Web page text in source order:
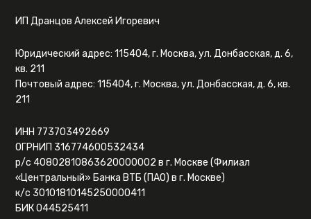
ИП Дранцов Алексей Игоревич
Юридический адрес: 115404, г. Москва, ул. Донбасская, д. 6,
кв. 211
Почтовый адрес: 115404, г. Москва, ул. Донбасская, д. 6, кв.
211
ИНН 773703492669
ОГРНИП 316774600532434
р/с 40802810863620000002 в г. Москве (Филиал
«Центральный» Банка ВТБ (ПАО) в г. Москве)
к/с 30101810145250000411
БИК 044525411